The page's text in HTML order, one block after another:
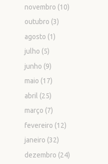
novembro (10)
outubro (3)
agosto (1)
julho (5)
junho (9)
maio (17)
abril (25)
março (7)
fevereiro (12)
janeiro (32)
dezembro (24)